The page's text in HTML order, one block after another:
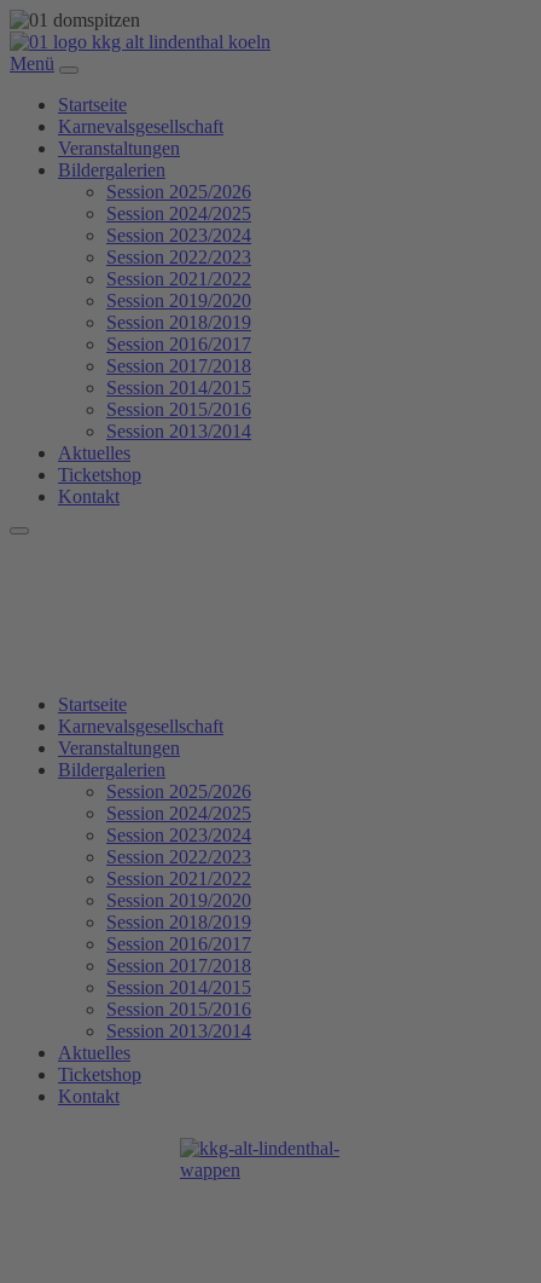
Menü
Startseite
Karnevalsgesellschaft
Veranstaltungen
Bildergalerien
Session 2025/2026
Session 2024/2025
Session 2023/2024
Session 2022/2023
Session 2021/2022
Session 2019/2020
Session 2018/2019
Session 2016/2017
Session 2017/2018
Session 2014/2015
Session 2015/2016
Session 2013/2014
Aktuelles
Ticketshop
Kontakt
Startseite
Karnevalsgesellschaft
Veranstaltungen
Bildergalerien
Session 2025/2026
Session 2024/2025
Session 2023/2024
Session 2022/2023
Session 2021/2022
Session 2019/2020
Session 2018/2019
Session 2016/2017
Session 2017/2018
Session 2014/2015
Session 2015/2016
Session 2013/2014
Aktuelles
Ticketshop
Kontakt